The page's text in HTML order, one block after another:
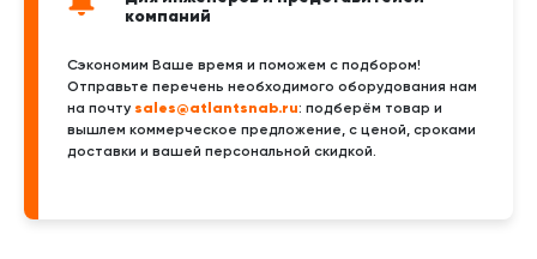
компаний
Сэкономим Ваше время и поможем с подбором!
Отправьте перечень необходимого оборудования нам
на почту sales@atlantsnab.ru: подберём товар и
вышлем коммерческое предложение, с ценой, сроками
доставки и вашей персональной скидкой.